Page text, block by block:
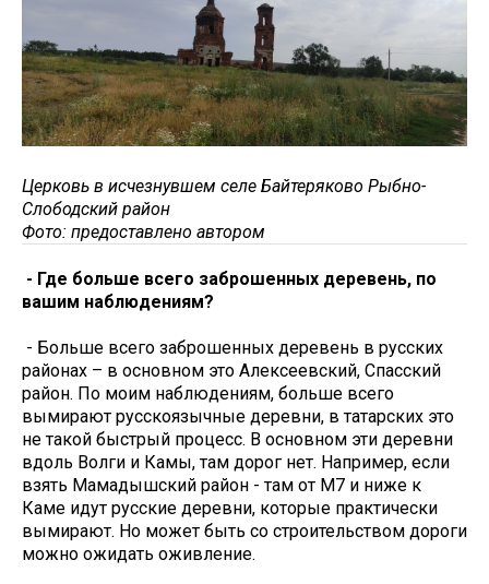
Церковь в исчезнувшем селе Байтеряково Рыбно-
Слободский район
Фото: предоставлено автором
- Где больше всего заброшенных деревень, по
вашим наблюдениям?
- Больше всего заброшенных деревень в русских
районах – в основном это Алексеевский, Спасский
район. По моим наблюдениям, больше всего
вымирают русскоязычные деревни, в татарских это
не такой быстрый процесс. В основном эти деревни
вдоль Волги и Камы, там дорог нет. Например, если
взять Мамадышский район - там от М7 и ниже к
Каме идут русские деревни, которые практически
вымирают. Но может быть со строительством дороги
можно ожидать оживление.